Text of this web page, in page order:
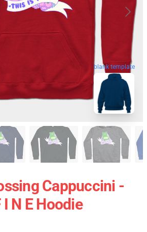
blank template
Cappuccini -
I N E Hoodie